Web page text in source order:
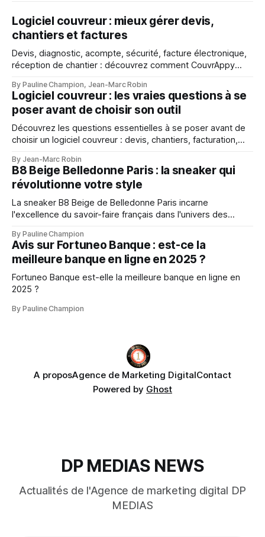
Logiciel couvreur : mieux gérer devis,
chantiers et factures
Devis, diagnostic, acompte, sécurité, facture électronique,
réception de chantier : découvrez comment CouvrAppy
activité.
By Pauline Champion, Jean-Marc Robin
Logiciel couvreur : les vraies questions à se
poser avant de choisir son outil
Découvrez les questions essentielles à se poser avant de
choisir un logiciel couvreur : devis, chantiers, facturation,
By Jean-Marc Robin
B8 Beige Belledonne Paris : la sneaker qui
révolutionne votre style
La sneaker B8 Beige de Belledonne Paris incarne
l'excellence du savoir-faire français dans l'univers des
By Pauline Champion
Avis sur Fortuneo Banque : est-ce la
meilleure banque en ligne en 2025 ?
Fortuneo Banque est-elle la meilleure banque en ligne en
2025 ?
By Pauline Champion
A proposAgence de Marketing DigitalContact
Powered by Ghost
DP MEDIAS NEWS
Actualités de l'Agence de marketing digital DP
MEDIAS